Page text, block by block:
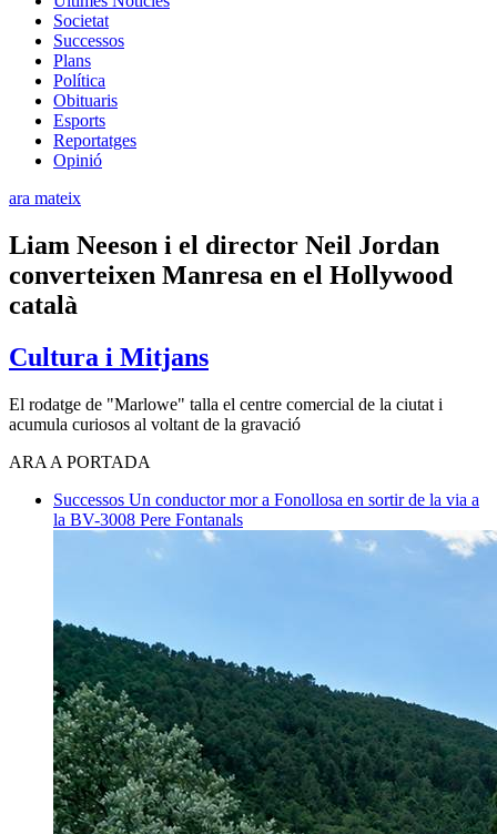
Societat
Successos
Plans
Política
Obituaris
Esports
Reportatges
Opinió
ara mateix
Liam Neeson i el director Neil Jordan
converteixen Manresa en el Hollywood
català
Cultura i Mitjans
El rodatge de "Marlowe" talla el centre comercial de la ciutat i
acumula curiosos al voltant de la gravació
ARA A PORTADA
Successos Un conductor mor a Fonollosa en sortir de la via a
la BV-3008 Pere Fontanals